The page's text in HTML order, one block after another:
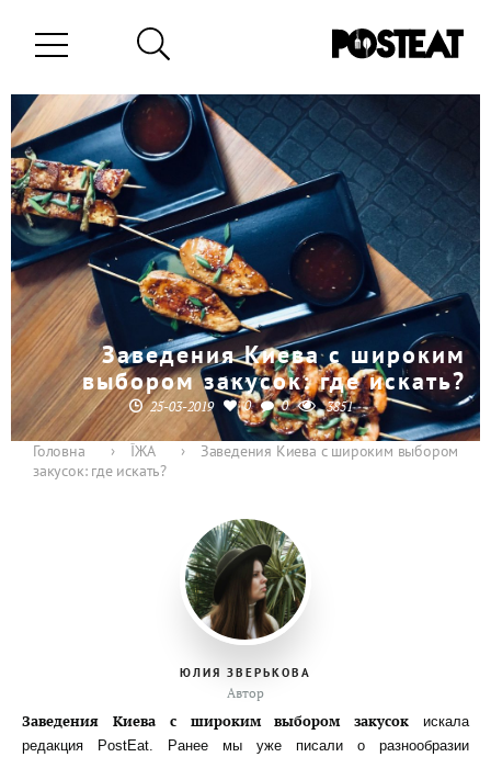
Заведения Киева с широким
выбором закусок: где искать?
25-03-2019 0 0 3851
Головна › ЇЖА ›
Заведения Киева с широким выбором
закусок: где искать?
ЮЛИЯ ЗВЕРЬКОВА
Автор
Заведения Киева с широким выбором закусок
искала
редакция PostEat. Ранее мы уже писали о разнообразии